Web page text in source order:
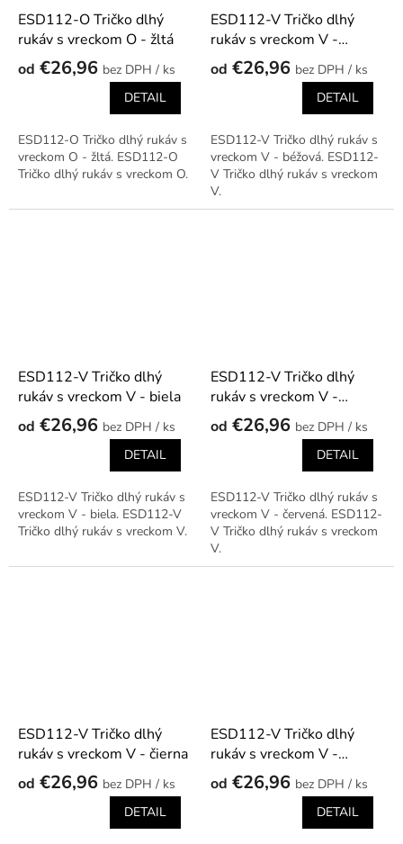
ESD112-O Tričko dlhý
rukáv s vreckom O - žltá
od €26,96
/ ks
DETAIL
ESD112-O Tričko dlhý rukáv s
vreckom O - žltá. ESD112-O
Tričko dlhý rukáv s vreckom O.
ESD112-V Tričko dlhý
rukáv s vreckom V -
béžová
od €26,96
/ ks
DETAIL
ESD112-V Tričko dlhý rukáv s
vreckom V - béžová. ESD112-
V Tričko dlhý rukáv s vreckom
V.
ESD112-V Tričko dlhý
rukáv s vreckom V - biela
od €26,96
/ ks
DETAIL
ESD112-V Tričko dlhý rukáv s
vreckom V - biela. ESD112-V
Tričko dlhý rukáv s vreckom V.
ESD112-V Tričko dlhý
rukáv s vreckom V -
červená
od €26,96
/ ks
DETAIL
ESD112-V Tričko dlhý rukáv s
vreckom V - červená. ESD112-
V Tričko dlhý rukáv s vreckom
V.
ESD112-V Tričko dlhý
rukáv s vreckom V - čierna
od €26,96
/ ks
DETAIL
ESD112-V Tričko dlhý
rukáv s vreckom V -
grafitová
od €26,96
/ ks
DETAIL